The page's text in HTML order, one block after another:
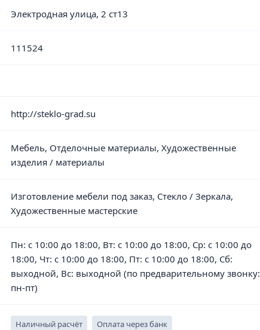
Электродная улица, 2 ст13
111524
http://steklo-grad.su
Мебель, Отделочные материалы, Художественные
изделия / материалы
Изготовление мебели под заказ, Стекло / Зеркала,
Художественные мастерские
Пн: с 10:00 до 18:00, Вт: с 10:00 до 18:00, Ср: с 10:00 до
18:00, Чт: с 10:00 до 18:00, Пт: с 10:00 до 18:00, Сб:
выходной, Вс: выходной (по предварительному звонку:
пн-пт)
Наличный расчёт Оплата через банк